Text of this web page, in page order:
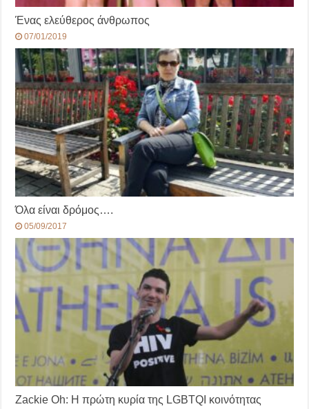
Ένας ελεύθερος άνθρωπος
07/01/2019
Όλα είναι δρόμος….
05/09/2017
Ζackie Oh: Η πρώτη κυρία της LGBTQΙ κοινότητας